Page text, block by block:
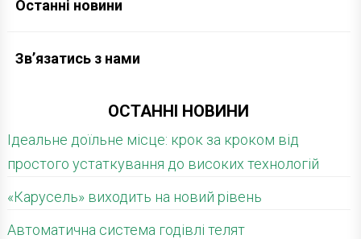
Останні новини
Зв’язатись з нами
ОСТАННІ НОВИНИ
Ідеальне доїльне місце: крок за кроком від
простого устаткування до високих технологій
«Карусель» виходить на новий рівень
Автоматична система годівлі телят